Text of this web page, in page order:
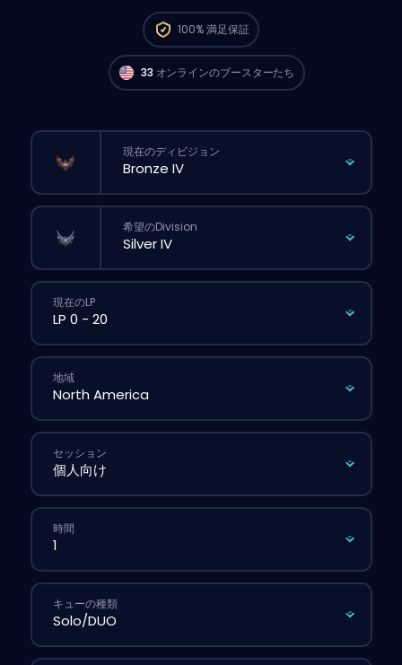
100%満足保証
North AmericaのChallengerプレイヤーが
すぐ注文スタートできるよ。🔥
33 オンラインのブースターたち
現在のディビジョン
希望のDivision
現在のLP
地域
セッション
時間
キューの種類